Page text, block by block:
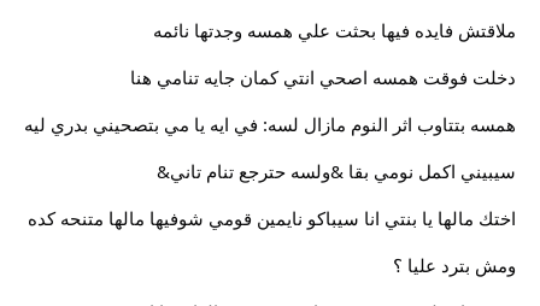
ملاقتش فايده فيها بحثت علي همسه وجدتها نائمه
دخلت فوقت همسه اصحي انتي كمان جايه تنامي هنا
همسه بتتاوب اثر النوم مازال لسه: في ايه يا مي بتصحيني بدري ليه
سيبيني اكمل نومي بقا &ولسه حترجع تنام تاني&
اختك مالها يا بنتي انا سيباكو نايمين قومي شوفيها مالها متنحه كده
ومش بترد عليا ؟